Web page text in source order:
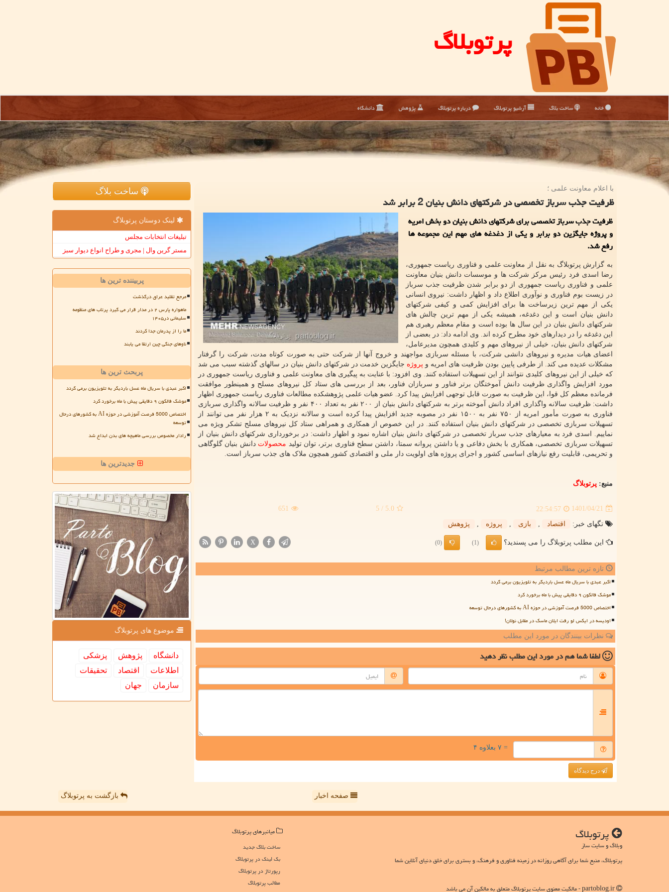
پرتوبلاگ
خانه ساخت بلاگ آرشیو پرتوبلاگ درباره پرتوبلاگ پژوهش دانشگاه
با اعلام معاونت علمی ؛
ظرفیت جذب سرباز تخصصی در شرکتهای دانش بنیان 2 برابر شد
ظرفیت جذب سرباز تخصصی برای شرکتهای دانش بنیان دو بخش امریه
و پروژه جایگزین دو برابر و یکی از دغدغه های مهم این مجموعه ها
رفع شد.
به گزارش پرتوبلاگ به نقل از معاونت علمی و فناوری ریاست جمهوری،
رضا اسدی فرد رئیس مرکز شرکت ها و موسسات دانش بنیان معاونت
علمی و فناوری ریاست جمهوری از دو برابر شدن ظرفیت جذب سرباز
در زیست بوم فناوری و نوآوری اطلاع داد و اظهار داشت: نیروی انسانی
یکی از مهم ترین زیرساخت ها برای افزایش کمی و کیفی شرکتهای
دانش بنیان است و این دغدغه، همیشه یکی از مهم ترین چالش های
شرکتهای دانش بنیان در این سال ها بوده است و مقام معظم رهبری هم
این دغدغه را در دیدارهای خود مطرح کرده اند. وی ادامه داد: در بعضی از
شرکتهای دانش بنیان، خیلی از نیروهای مهم و کلیدی همچون مدیرعامل،
اعضای هیات مدیره و نیروهای دانشی شرکت، با مسئله سربازی مواجهند و خروج آنها از شرکت حتی به صورت کوتاه مدت، شرکت را گرفتار
مشکلات عدیده می کند. از طرفی پایین بودن ظرفیت های امریه و پروژه جایگزین خدمت در شرکتهای دانش بنیان در سالهای گذشته سبب می شد
که خیلی از این نیروهای کلیدی نتوانند از این تسهیلات استفاده کنند. وی افزود: با عنایت به پیگیری های معاونت علمی و فناوری ریاست جمهوری در
مورد افزایش واگذاری ظرفیت دانش آموختگان برتر فناور و سربازان فناور، بعد از بررسی های ستاد کل نیروهای مسلح و همینطور موافقت
فرمانده معظم کل قوا، این ظرفیت به صورت قابل توجهی افزایش پیدا کرد. عضو هیات علمی پژوهشکده مطالعات فناوری ریاست جمهوری اظهار
داشت: ظرفیت سالانه واگذاری افراد دانش آموخته برتر به شرکتهای دانش بنیان از ۲۰۰ نفر به تعداد ۴۰۰ نفر و ظرفیت سالانه واگذاری سربازی
فناوری به صورت مأمور امریه از ۷۵۰ نفر به ۱۵۰۰ نفر در مصوبه جدید افزایش پیدا کرده است و سالانه نزدیک به ۲ هزار نفر می توانند از
تسهیلات سربازی تخصصی در شرکتهای دانش بنیان استفاده کنند. در این خصوص از همکاری و همراهی ستاد کل نیروهای مسلح تشکر ویژه می
نماییم. اسدی فرد به معیارهای جذب سرباز تخصصی در شرکتهای دانش بنیان اشاره نمود و اظهار داشت: در برخورداری شرکتهای دانش بنیان از
تسهیلات سربازی تخصصی، همکاری با بخش دفاعی و یا داشتن پروانه سمتا، داشتن سطح فناوری برتر، توان تولید محصولات دانش بنیان گلوگاهی
و تحریمی، قابلیت رفع نیازهای اساسی کشور و اجرای پروژه های اولویت دار ملی و اقتصادی کشور همچون ملاک های جذب سرباز است.
منبع: پرتوبلاگ
1401/04/21
22:54:57
5.0
/ 5
651
تگهای خبر: اقتصاد , بازی , پروژه , پژوهش
این مطلب پرتوبلاگ را می پسندید؟ (1)
(0)
X
تازه ترین مطالب مرتبط
اکبر عبدی با سریال ماه عسل باردیگر به تلویزیون برمی گردد
موشک فالکون ۹ دقایقی پیش با ماه برخورد کرد
اختصاص 5000 فرصت آموزشی در حوزه AI به کشورهای درحال توسعه
اودیسه در ایکس لو رفت ایلان ماسک در مقابل نولان!
نظرات بینندگان در مورد این مطلب
لطفا شما همدر مورد این مطلبنظر دهید
= ۷ بعلاوه ۴
درج دیدگاه
ساخت بلاگ
لینک دوستان پرتوبلاگ
تبلیغات انتخابات مجلس
مستر گرین وال | مجری و طراح انواع دیوار سبز
پربیننده ترین ها
مرجع تقلید عراق درگذشت
ماهواره پارس ۲ در مدار قرار می گیرد پرتاب های منظومه
سلیمانی در۱۴۰۵
ما را از پدرمان جدا کردند
ناوهای جنگی چین ارتقا می یابند
پربحث ترین ها
اکبر عبدی با سریال ماه عسل باردیگر به تلویزیون برمی گردد
موشک فالکون ۹ دقایقی پیش با ماه برخورد کرد
اختصاص 5000 فرصت آموزشی در حوزه AI به کشورهای درحال
توسعه
رادار مخصوص بررسی ماهیچه های بدن ابداع شد
جدیدترین ها
موضوع های پرتوبلاگ
دانشگاه پژوهش
پزشكی
اطلاعات
اقتصاد
تحقیقات
سازمان
جهان
صفحه اخبار بازگشت به پرتوبلاگ
پرتوبلاگ
وبلاگ و سایت ساز
پرتوبلاگ، منبع شما برای آگاهی روزانه در زمینه فناوری و فرهنگ، و بستری برای خلق دنیای آنلاین شما
میانبرهای پرتوبلاگ
ساخت بلاگ جدید
بک لینک در پرتوبلاگ
رپورتاژ در پرتوبلاگ
مطالب پرتوبلاگ